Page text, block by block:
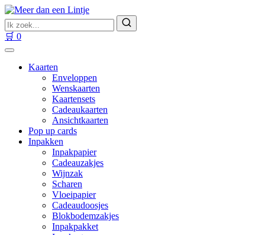
Ga
naar
inhoud
Zoek
naar
producten
Zoeken
🛒 0
Kaarten
Enveloppen
Wenskaarten
Kaartensets
Cadeaukaarten
Ansichtkaarten
Pop up cards
Inpakken
Inpakpapier
Cadeauzakjes
Wijnzak
Scharen
Vloeipapier
Cadeaudoosjes
Blokbodemzakjes
Inpakpakket